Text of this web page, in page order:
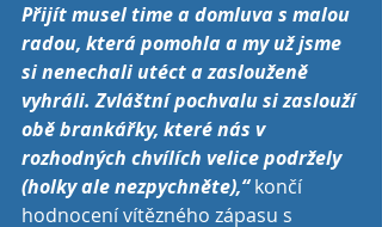
Přijít musel time a domluva s malou
radou, která pomohla a my už jsme
si nenechali utéct a zaslouženě
vyhráli. Zvláštní pochvalu si zaslouží
obě brankářky, které nás v
rozhodných chvílích velice podržely
(holky ale nezpychněte),“ končí
hodnocení vítězného zápasu s